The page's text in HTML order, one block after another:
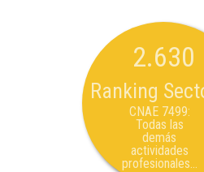
2.630
Ranking
CNAE 7499:
Todas las
demás
actividades
profesionales...